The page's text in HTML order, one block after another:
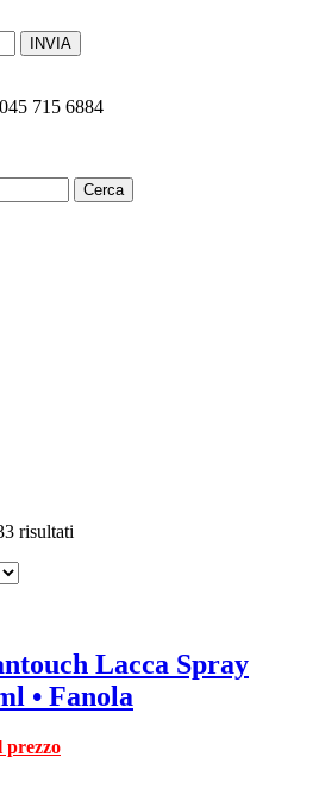
715 6884
Cerca
risultati
Lacca Spray
• Fanola
prezzo